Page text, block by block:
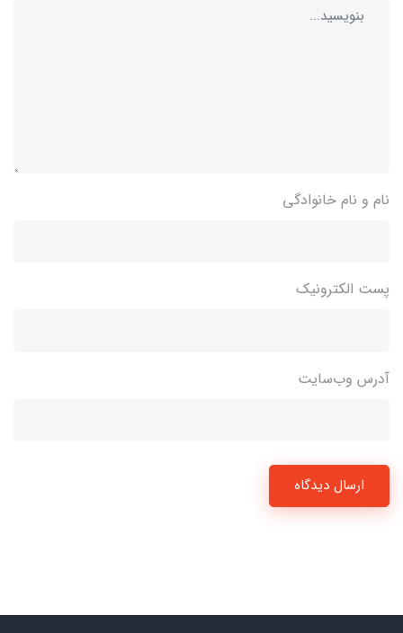
نام و نام خانوادگی
پست الکترونیک
آدرس وب‌سایت
ارسال دیدگاه